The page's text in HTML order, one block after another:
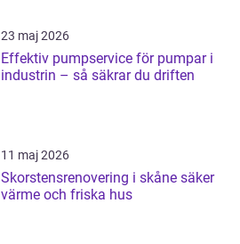
23 maj 2026
Effektiv pumpservice för pumpar i
industrin – så säkrar du driften
11 maj 2026
Skorstensrenovering i skåne säker
värme och friska hus